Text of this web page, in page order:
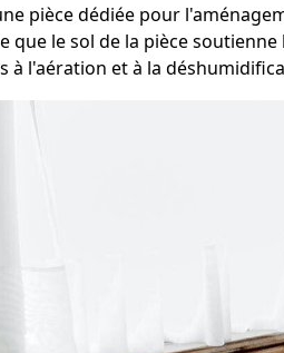
pièce dédiée pour
que le sol de la pièce
à l'aération et à la